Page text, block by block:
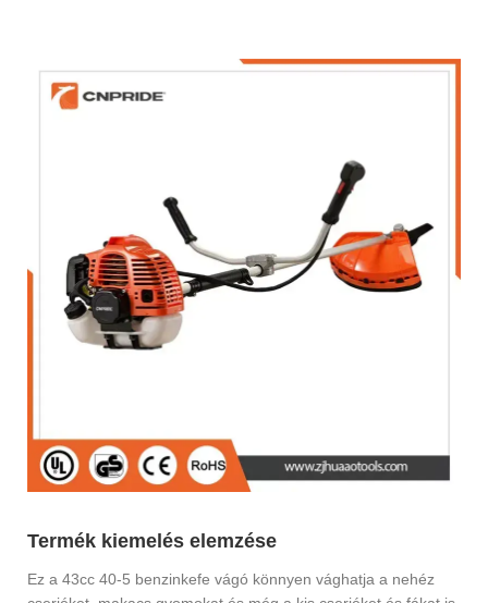
Termék kiemelés elemzése
Ez a 43cc 40-5 benzinkefe vágó könnyen vághatja a nehéz